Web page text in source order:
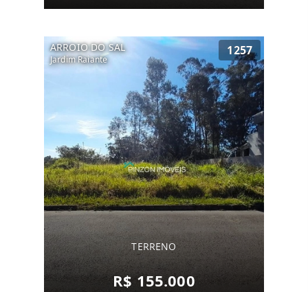
ARROIO DO SAL
Jardim Raiante
1257
TERRENO
R$ 155.000